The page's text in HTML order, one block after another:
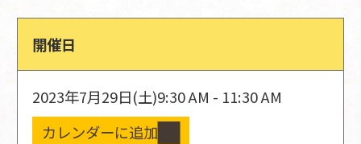
開催日
2023年7月29日(土)9:30 AM - 11:30 AM
カレンダーに追加